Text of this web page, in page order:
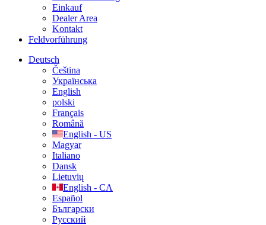
Einkauf
Dealer Area
Kontakt
Feldvorführung
Deutsch
Čeština
Українська
English
polski
Français
Română
English - US
Magyar
Italiano
Dansk
Lietuvių
English - CA
Español
Български
Русский